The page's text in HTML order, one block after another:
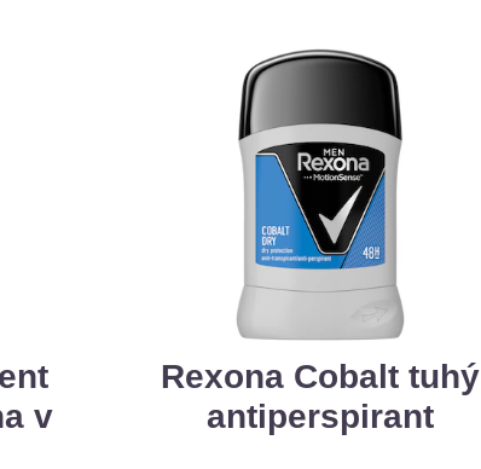
v
Rexona Cobalt tuhý
antiperspirant